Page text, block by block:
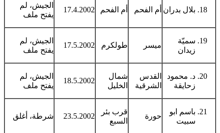
بلال بدران أم الفحم أم الفحم 17.4.2002
الجيش، لم
يفتح ملف
سميّة
زيدان
ميسر طولكرم 17.5.2002
الجيش، لم
يفتح ملف
د. محمود
زحايقة
القدس
الشرقية
شمال
الخليل
18.5.2002
الجيش، لم
يفتح ملف
باسم ابو
سبيت
حورة
قرب بئر
السبع
23.5.2002 شرطة، أغلق